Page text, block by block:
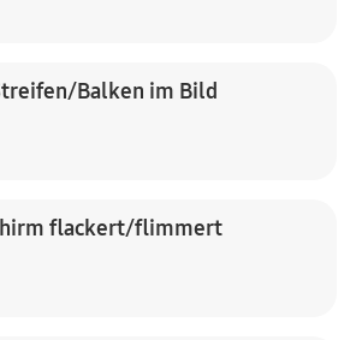
Balken im Bild
flackert/flimmert